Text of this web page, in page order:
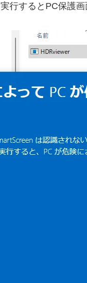
行するとPC保護